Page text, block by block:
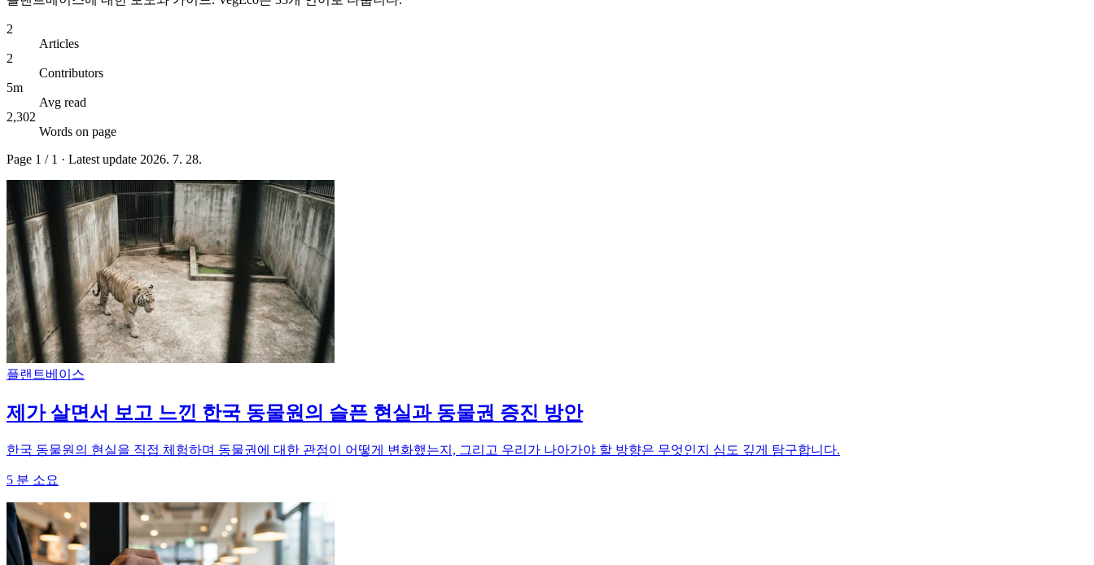
2
Articles
2
Contributors
5m
Avg read
2,302
Words on page
Page 1 / 1 · Latest update 2026. 7. 28.
플랜트베이스
제가 살면서 보고 느낀 한국 동물원의 슬픈 현실과 동물권 증진 방안
한국 동물원의 현실을 직접 체험하며 동물권에 대한 관점이 어떻게 변화했는지, 그리고 우리가 나아가야 할 방향은 무엇인지 심도 깊게 탐구합니다.
5 분 소요